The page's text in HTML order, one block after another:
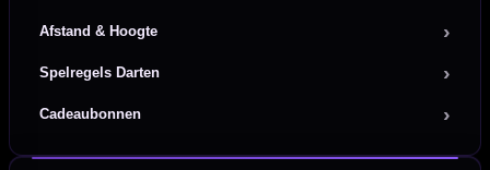
Afstand & Hoogte
Spelregels Darten
Cadeaubonnen